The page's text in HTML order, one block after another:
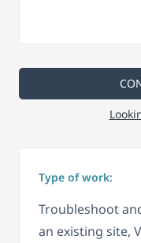
Type of work:
Troubleshoot
an existing site,